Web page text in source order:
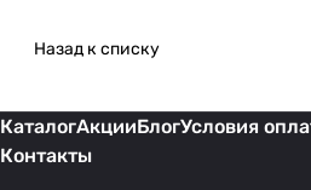
Назад к списку
КаталогАкцииБлогУсловия
Контакты